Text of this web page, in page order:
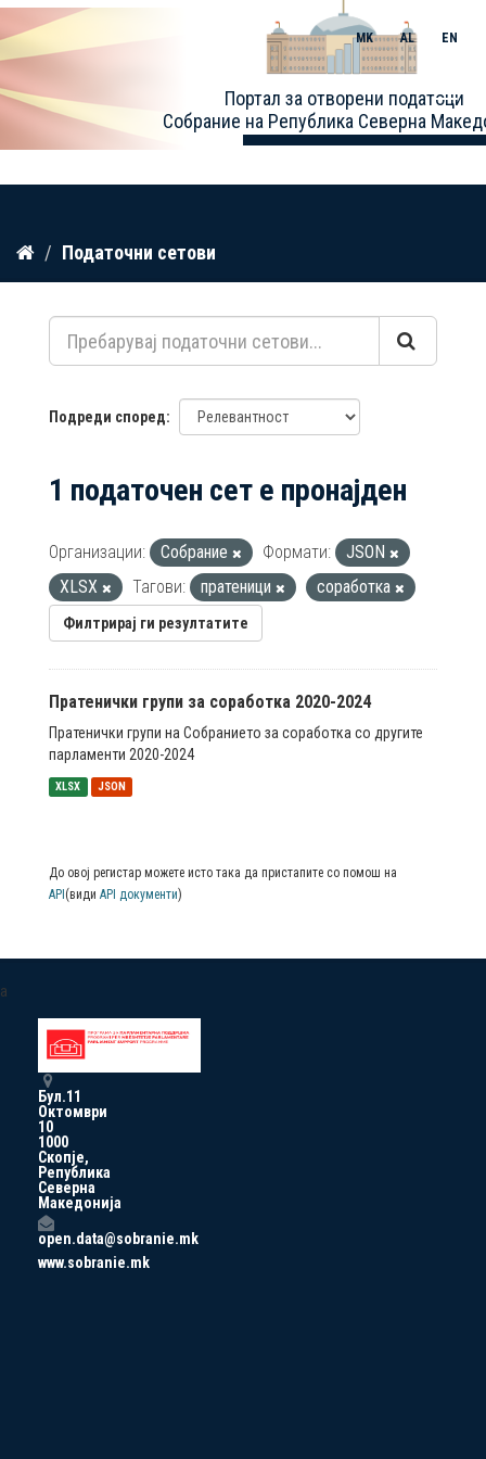
Прескокнете
содржина
Портал за отворени податоци
Собрание на Република Северна
MK AL EN
Toggle
Податочни сетови
Подреди според
1 податочен сет е пронајден
Организации: Собрание Формати:
JSON
XLSX
Тагови: пратеници соработка
Филтрирај ги резултатите
Пратенички групи за соработка 2020-2024
Пратенички групи на Собранието за соработка со другите
парламенти 2020-2024
XLSX JSON
До овој регистар можете исто така да пристапите со помош на
API (види API документи)
a
Бул.11
Октомври
10
1000
Скопје,
Република
Северна
Македонија
open.data@sobranie.mk
www.sobranie.mk